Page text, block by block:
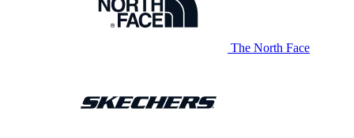
The North Face